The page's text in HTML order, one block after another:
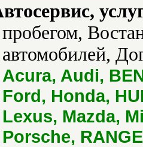
пробегом,
автомобилей,
Acura, Audi,
Ford, Honda,
Lexus, Mazda,
Porsche,